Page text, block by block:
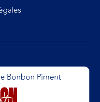
Bonbon Piment